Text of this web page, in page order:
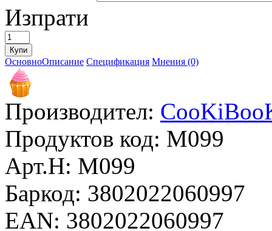
Изпрати
ОсновноОписание Спецификация Мнения (0)
Производител:
Продуктов код: M099
Арт.Н: M099
Баркод: 3802022060997
EAN: 3802022060997